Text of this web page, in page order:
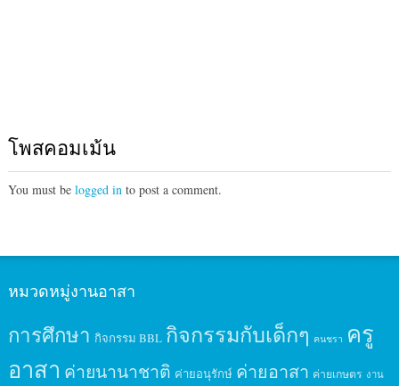
โพสคอมเม้น
You must be logged into post a comment.
หมวดหมู่งานอาสา
การศึกษา กิจกรรม BBL กิจกรรมกับเด็กๆ คนชรา ครู
อาสา ค่ายนานาชาติ ค่ายอนุรักษ์ ค่ายอาสา ค่ายเกษตร งาน